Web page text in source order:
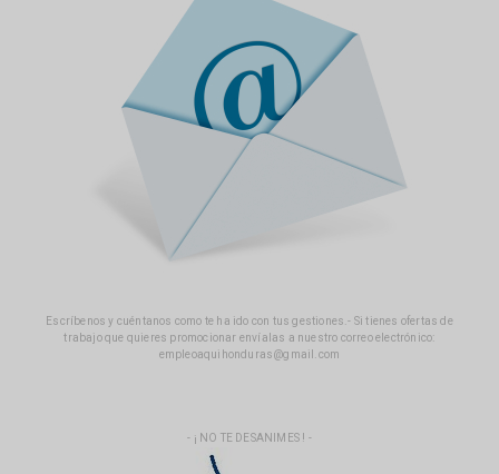
Escríbenos y cuéntanos como te ha ido con tus gestiones.- Si tienes ofertas de
trabajo que quieres promocionar envíalas a nuestro correo electrónico:
empleoaquihonduras@gmail.com
- ¡ NO TE DESANIMES ! -